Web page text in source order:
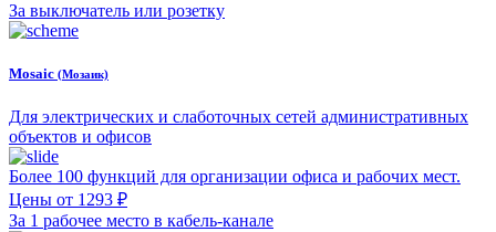
За выключатель или розетку
Mosaic (Мозаик)
Для электрических и слаботочных сетей административных
объектов и офисов
Более 100 функций для организации офиса и рабочих мест.
Цены от 1293 ₽
За 1 рабочее место в кабель-канале